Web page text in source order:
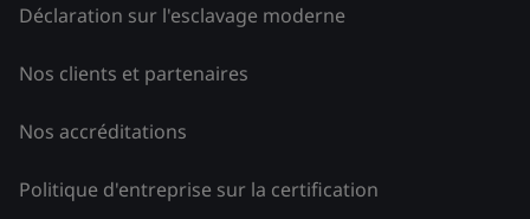
Déclaration sur l'esclavage moderne
Nos clients et partenaires
Nos accréditations
Politique d'entreprise sur la certification